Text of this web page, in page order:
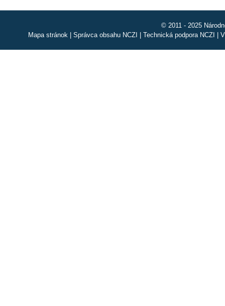
© 2011 - 2025
Mapa stránok| Správca obsahu NCZI Technická podpora NCZI